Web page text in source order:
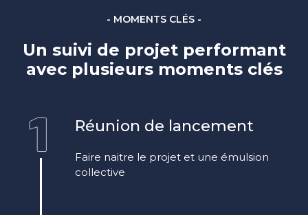
- MOMENTS CLÉS -
Un suivi de projet performant
avec plusieurs moments clés
Réunion de lancement
Faire naitre le projet et une émulsion
collective